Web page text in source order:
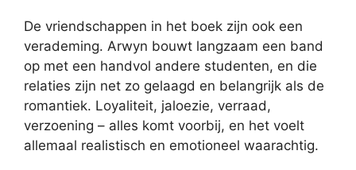
De vriendschappen in het boek zijn ook een
verademing. Arwyn bouwt langzaam een band
op met een handvol andere studenten, en die
relaties zijn net zo gelaagd en belangrijk als de
romantiek. Loyaliteit, jaloezie, verraad,
verzoening – alles komt voorbij, en het voelt
allemaal realistisch en emotioneel waarachtig.